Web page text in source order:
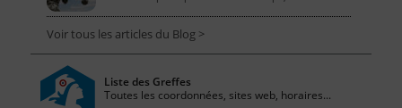
Voir tous les articles du Blog >
Liste des Greffes
Toutes les coordonnées, sites web, horaires...